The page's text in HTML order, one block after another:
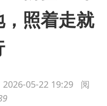
照着走就
2026-05-22 19:29
阅
吗？不，它的美